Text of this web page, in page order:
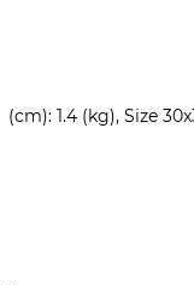
1.4 (kg), Size